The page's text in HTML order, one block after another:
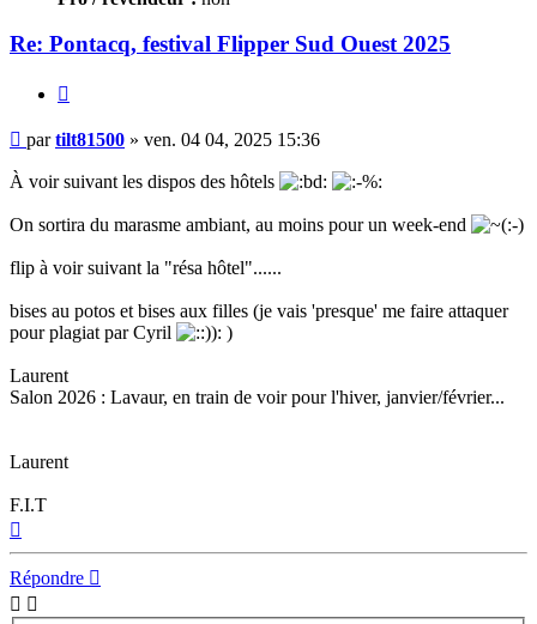
Re: Pontacq, festival Flipper Sud Ouest 2025
Message
partilt81500 » ven. 04 04, 2025 15:36
À voir suivant les dispos des hôtels
On sortira du marasme ambiant, au moins pour un week-end
flip à voir suivant la "résa hôtel"......
bises au potos et bises aux filles (je vais 'presque' me faire attaquer
pour plagiat par Cyril
)
Laurent
Salon 2026 : Lavaur, en train de voir pour l'hiver, janvier/février...
Laurent
F.I.T
Répondre